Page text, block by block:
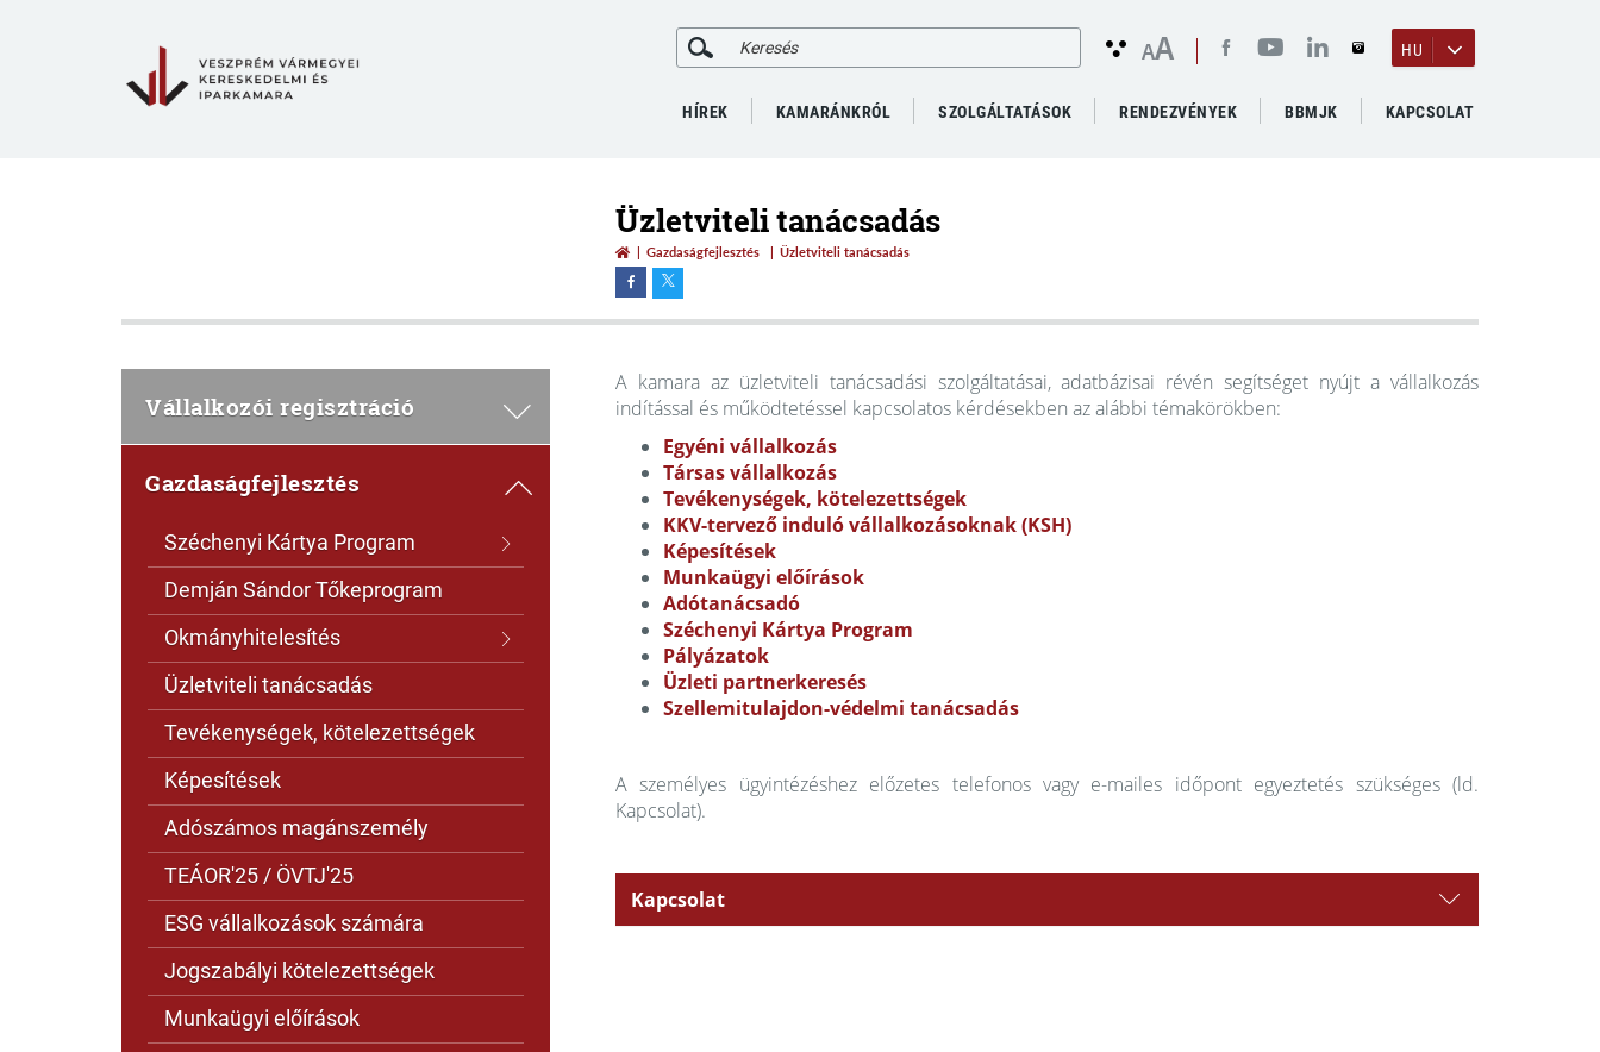
AA HU
HÍREK KAMARÁNKRÓL SZOLGÁLTATÁSOK RENDEZVÉNYEK BBMJK KAPCSOLAT
Üzletviteli tanácsadás
Gazdaságfejlesztés Üzletviteli tanácsadás
Vállalkozói regisztráció
Gazdaságfejlesztés
Széchenyi Kártya Program
Demján Sándor Tőkeprogram
Okmányhitelesítés
Üzletviteli tanácsadás
Tevékenységek, kötelezettségek
Képesítések
Adószámos magánszemély
TEÁOR'25 / ÖVTJ'25
ESG vállalkozások számára
Jogszabályi kötelezettségek
Munkaügyi előírások
A kamara az üzletviteli tanácsadási szolgáltatásai, adatbázisai révén segítséget nyújt a vállalkozás
indítással és működtetéssel kapcsolatos kérdésekben az alábbi témakörökben:
Egyéni vállalkozás
Társas vállalkozás
Tevékenységek, kötelezettségek
KKV-tervező induló vállalkozásoknak (KSH)
Képesítések
Munkaügyi előírások
Adótanácsadó
Széchenyi Kártya Program
Pályázatok
Üzleti partnerkeresés
Szellemitulajdon-védelmi tanácsadás
A személyes ügyintézéshez előzetes telefonos vagy e-mailes időpont egyeztetés szükséges (ld.
Kapcsolat).
Kapcsolat